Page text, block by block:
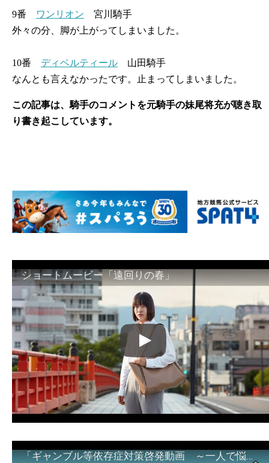
9番 ワンリオン 宮川騎手
外々の分、脚が上がってしまいました。
10番 ディベルティール 山田騎手
なんとも言えなかったです。止まってしまいました。
この記事は、騎手のコメントを元騎手の妹尾将充が聴き取
り書き起こしています。
ショートムービー「遠回りの春」
「ギャンブル等依存症対策啓発動画 ～一人で悩まず、家族で悩まず、まず！相談機関へ～」